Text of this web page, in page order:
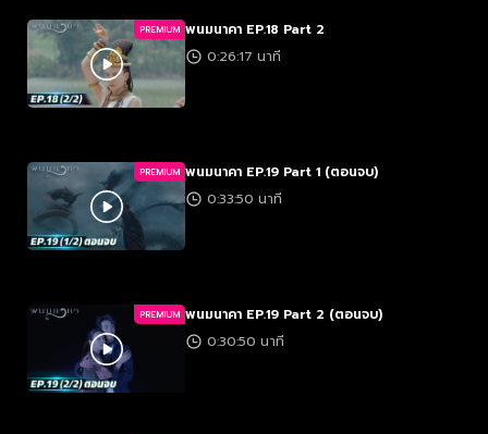
PREMIUM พนมนาคา EP.18 Part 2
0:26:17 นาที
PREMIUM พนมนาคา EP.19 Part 1 (ตอนจบ)
0:33:50 นาที
PREMIUM พนมนาคา EP.19 Part 2 (ตอนจบ)
0:30:50 นาที